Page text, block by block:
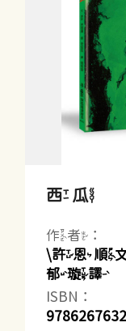
西瓜
作者：
\許恩順
郁璇譯
ISBN：